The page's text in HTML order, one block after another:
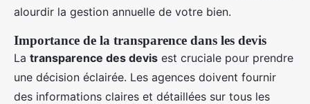
alourdir la gestion annuelle de votre bien.
Importance de la transparence dans les devis
La transparence des devis est cruciale pour prendre
une décision éclairée. Les agences doivent fournir
des informations claires et détaillées sur tous les